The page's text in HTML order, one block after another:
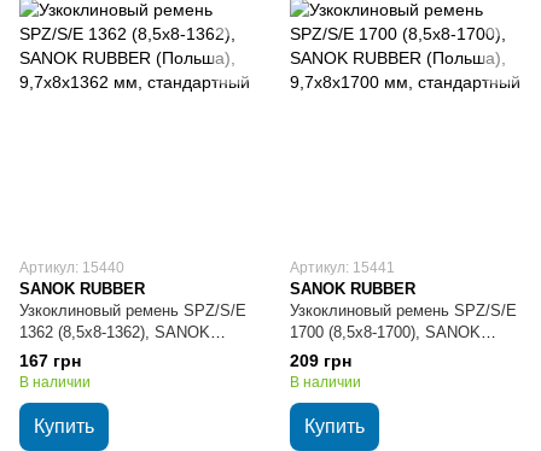
Артикул: 15440
SANOK RUBBER
Узкоклиновый ремень SPZ/S/E
1362 (8,5х8-1362), SANOK
RUBBER (Польша), 9,7х8х1362
мм, стандартный
167 грн
В наличии
Купить
Артикул: 15441
SANOK RUBBER
Узкоклиновый ремень SPZ/S/E
1700 (8,5х8-1700), SANOK
RUBBER (Польша), 9,7х8х1700
мм, стандартный
209 грн
В наличии
Купить